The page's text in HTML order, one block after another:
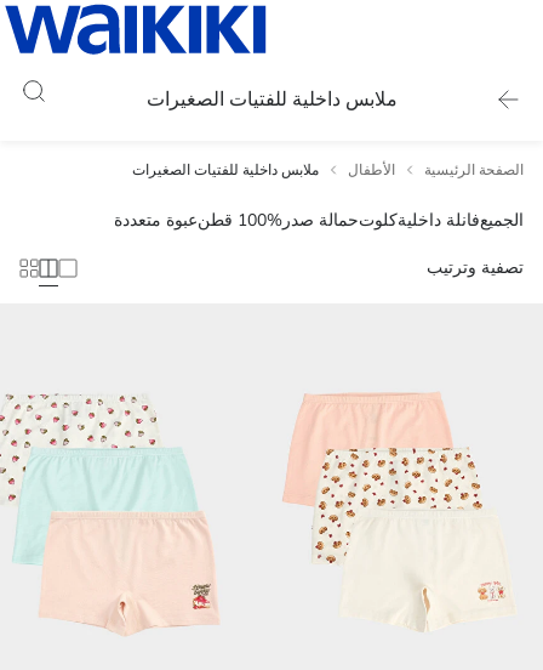
ملابس داخلية للفتيات الصغيرات
الصفحة الرئيسية الأطفال ملابس داخلية للفتيات الصغيرات
الجميعفانلة داخليةكلوتحمالة صدر100% قطن عبوة متعددة
تصفية وترتيب